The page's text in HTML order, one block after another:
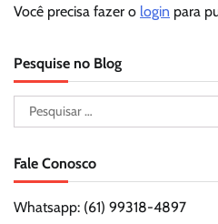
Você precisa fazer o login para
Pesquise no Blog
Pesquisar
por:
Fale Conosco
Whatsapp: (61) 99318-4897